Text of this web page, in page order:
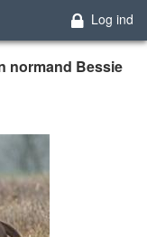
Log ind
normand Bessie